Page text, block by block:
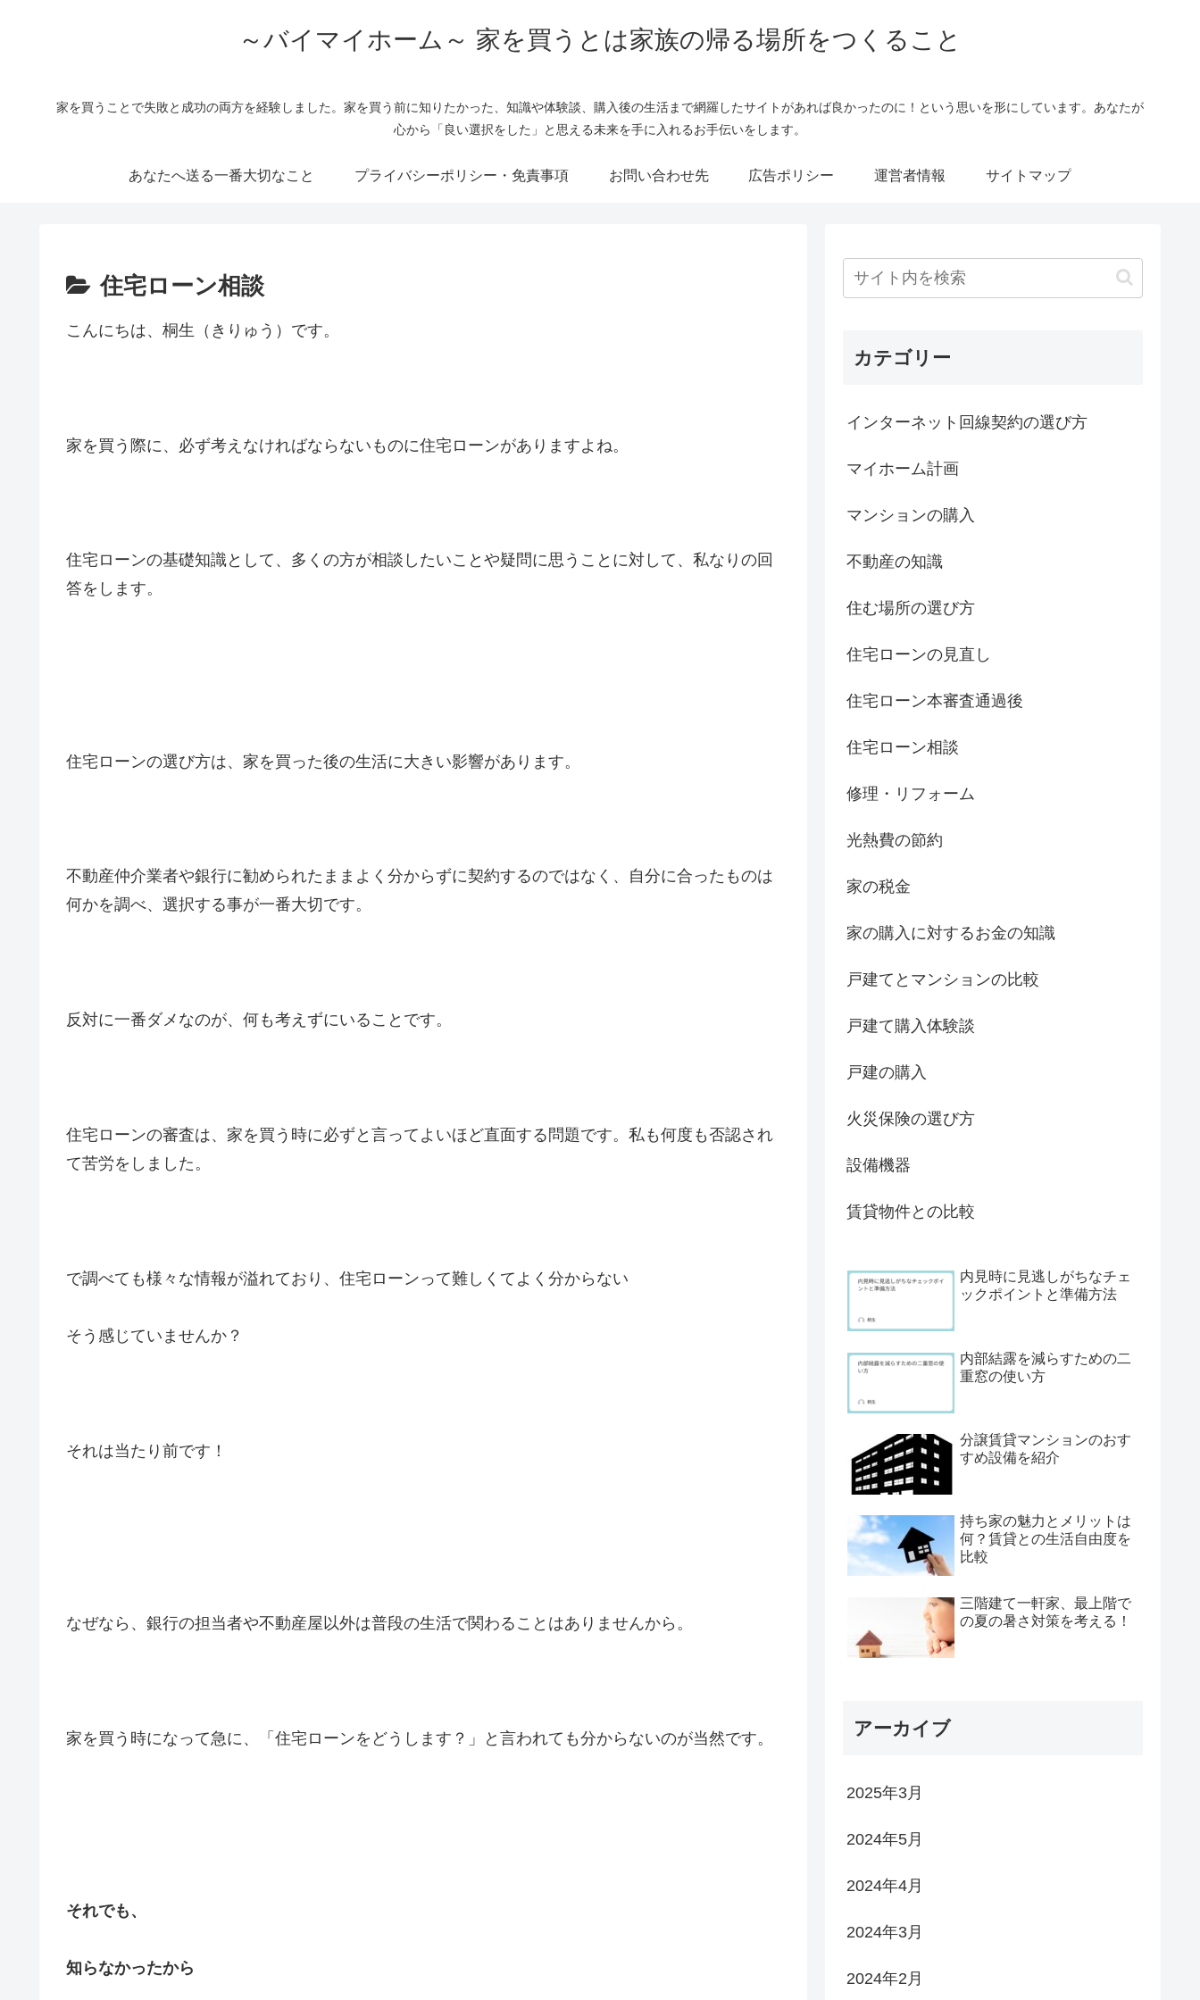
～バイマイホーム～ 家を買うとは家族の帰る場所をつくること
家を買うことで失敗と成功の両方を経験しました。家を買う前に知りたかった、知識や体験談、購入後の生活まで網羅したサイトがあれば良かったのに！という思いを形にしています。あなたが
心から「良い選択をした」と思える未来を手に入れるお手伝いをします。
あなたへ送る一番大切なこと プライバシーポリシー・免責事項 お問い合わせ先 広告ポリシー 運営者情報 サイトマップ
住宅ローン相談
こんにちは、桐生（きりゅう）です。
家を買う際に、必ず考えなければならないものに住宅ローンがありますよね。
住宅ローンの基礎知識として、多くの方が相談したいことや疑問に思うことに対して、私なりの回
答をします。
住宅ローンの選び方は、家を買った後の生活に大きい影響があります。
不動産仲介業者や銀行に勧められたままよく分からずに契約するのではなく、自分に合ったものは
何かを調べ、選択する事が一番大切です。
反対に一番ダメなのが、何も考えずにいることです。
住宅ローンの審査は、家を買う時に必ずと言ってよいほど直面する問題です。私も何度も否認され
て苦労をしました。
で調べても様々な情報が溢れており、住宅ローンって難しくてよく分からない
そう感じていませんか？
それは当たり前です！
なぜなら、銀行の担当者や不動産屋以外は普段の生活で関わることはありませんから。
家を買う時になって急に、「住宅ローンをどうします？」と言われても分からないのが当然です。
それでも、
知らなかったから
カテゴリー
インターネット回線契約の選び方
マイホーム計画
マンションの購入
不動産の知識
住む場所の選び方
住宅ローンの見直し
住宅ローン本審査通過後
住宅ローン相談
修理・リフォーム
光熱費の節約
家の税金
家の購入に対するお金の知識
戸建てとマンションの比較
戸建て購入体験談
戸建の購入
火災保険の選び方
設備機器
賃貸物件との比較
内見時に見逃しがちなチェ
ックポイントと準備方法
内部結露を減らすための二
重窓の使い方
分譲賃貸マンションのおす
すめ設備を紹介
持ち家の魅力とメリットは
何？賃貸との生活自由度を
比較
三階建て一軒家、最上階で
の夏の暑さ対策を考える！
アーカイブ
2025年3月
2024年5月
2024年4月
2024年3月
2024年2月